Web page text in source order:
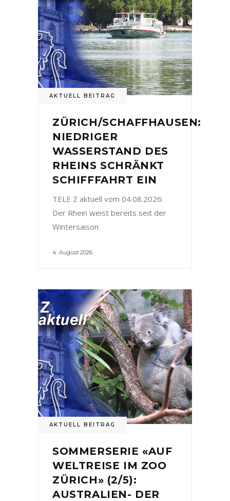
AKTUELL BEITRAG
ZÜRICH/SCHAFFHAUSEN:
NIEDRIGER
WASSERSTAND DES
RHEINS SCHRÄNKT
SCHIFFFAHRT EIN
TELE Z aktuell vom 04.08.2026:
Der Rhein weist bereits seit der
Wintersaison
4. August 2026
AKTUELL BEITRAG
SOMMERSERIE «AUF
WELTREISE IM ZOO
ZÜRICH» (2/5):
AUSTRALIEN- DER